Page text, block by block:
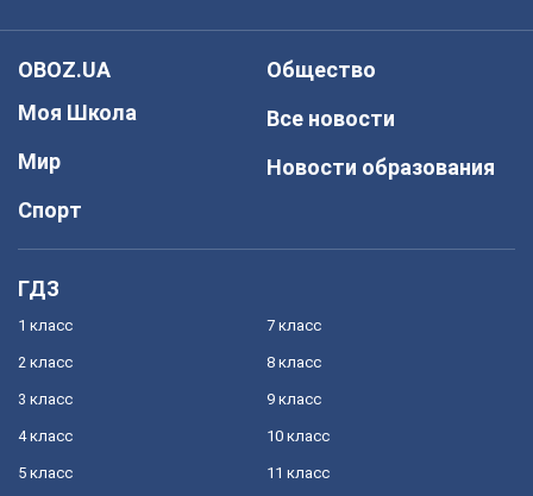
OBOZ.UA
Моя Школа
Мир
Спорт
Общество
Все новости
Новости образования
ГДЗ
1 класс
2 класс
3 класс
4 класс
5 класс
7 класс
8 класс
9 класс
10 класс
11 класс